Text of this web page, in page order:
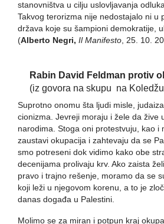
stanovništva u cilju uslovljavanja
Takvog terorizma nije nedostajalo ni u
država koje su šampioni demokratije,
(Alberto Negri, Il Manifesto, 25. 10.
Rabin David Feldman protiv
(iz govora na skupu na
Suprotno onomu šta ljudi misle,
cionizma. Jevreji moraju i žele da žive
narodima. Stoga oni protestvuju, kao i
zaustavi okupacija i zahtevaju da se
smo potreseni dok vidimo kako obe
decenijama prolivaju krv. Ako zaista
pravo i trajno rešenje, moramo da se
koji leži u njegovom korenu, a to je
danas događa u Palestini.
Molimo se za miran i potpun kraj